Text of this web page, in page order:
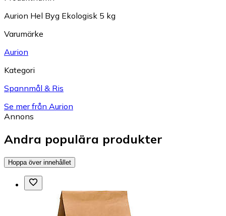
Aurion Hel Byg Ekologisk 5 kg
Varumärke
Aurion
Kategori
Spannmål & Ris
Se mer från Aurion
Annons
Andra populära produkter
Hoppa över innehållet